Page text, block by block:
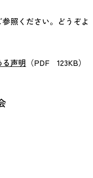
照ください。どうぞよ
声明 （PDF 123KB）